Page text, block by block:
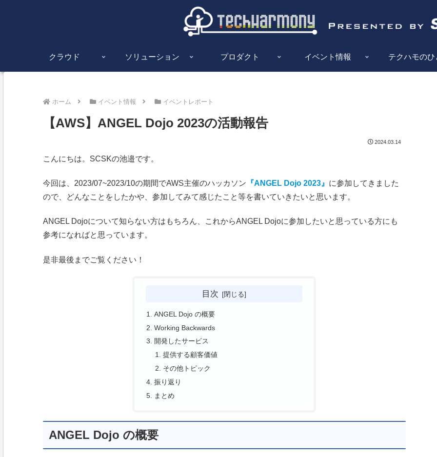
クラウド ソリューション プロダクト イベント情報 テクハモのひ
ホーム イベント情報 イベントレポート
【AWS】ANGEL Dojo 2023の活動報告
2024.03.14
こんにちは。SCSKの池邉です。
今回は、2023/07~2023/10の期間でAWS主催のハッカソン 『ANGEL Dojo 2023』 に参加してきました
ので、どんなことをしたかや、参加してみて感じたこと等を書いていきたいと思います。
ANGEL Dojoについて知らない方はもちろん、これからANGEL Dojoに参加したいと思っている方にも
参考になればと思っています。
是非最後までご覧ください！
目次
ANGEL Dojo の概要
Working Backwards
開発したサービス
提供する顧客価値
その他トピック
振り返り
まとめ
ANGEL Dojo の概要